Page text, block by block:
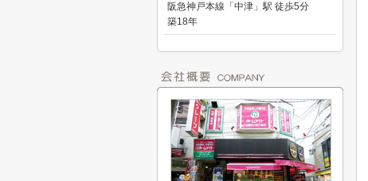
阪急神戸本線「中津」駅 徒歩5分
築18年